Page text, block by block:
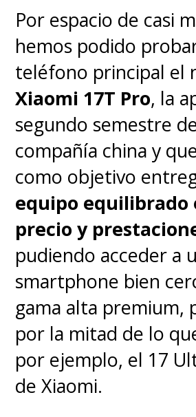
sonrisas de felicidad
momentos
escena, mientras
disfrutarán
distintas referencias,
sonido de un
locaciones y hasta
durante un salto.
Cuando "Knuckles"
entran en escena,
consigue sus
momentos. Ambos
son claves en la
tiene "Sonic" a lo
Por espacio de casi
hemos podido
teléfono principal el
Xiaomi 17T Pro, la
segundo semestre
compañía china y
como objetivo
equipo equilibrado
precio y
pudiendo acceder a
smartphone bien
gama alta premium,
por la mitad de lo
por ejemplo, el 17
de Xiaomi.